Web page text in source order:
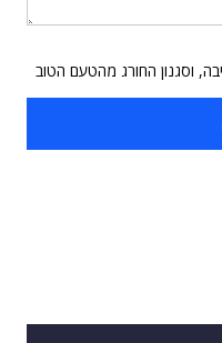
וסגנון החורג מהטעם הטוב